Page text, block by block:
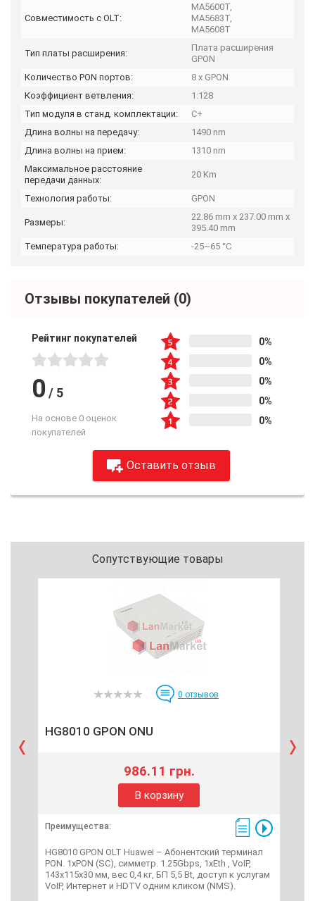
Совместимость с OLT:
МА5600Т,
МА5683Т,
МА5608Т
Тип платы расширения:
Плата расширения
GPON
Количество PON портов:
8 x GPON
Коэффициент ветвления:
1:128
Тип модуля в станд. комплектации:
C+
Длина волны на передачу:
1490 nm
Длина волны на прием:
1310 nm
Максимальное расстояние
передачи данных:
20 Km
Технология работы: GPON
Размеры:
22.86 mm x 237.00 mm x
395.40 mm
Температура работы:
-25~65 °C
Отзывы покупателей (0)
Рейтинг покупателей
0 / 5
На основе 0 оценок
покупателей
0%
0%
0%
0%
0%
Оставить отзыв
Сопутствующие товары
0 отзывов
HG8010 GPON ONU
986.11 грн.
В корзину
Преимущества:
HG8010 GPON OLT Huawei – Абонентский терминал
PON. 1xPON (SC), симметр. 1.25Gbps, 1xEth , VoIP,
143x115x30 мм, вес 0,4 кг, БП 5,5 Bt, доступ к услугам
VoIP, Интернет и HDTV одним кликом (NMS).